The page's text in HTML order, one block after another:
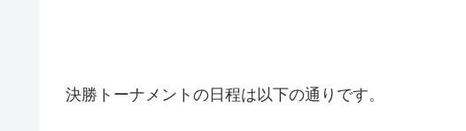
決勝トーナメントの日程は以下の通りです。